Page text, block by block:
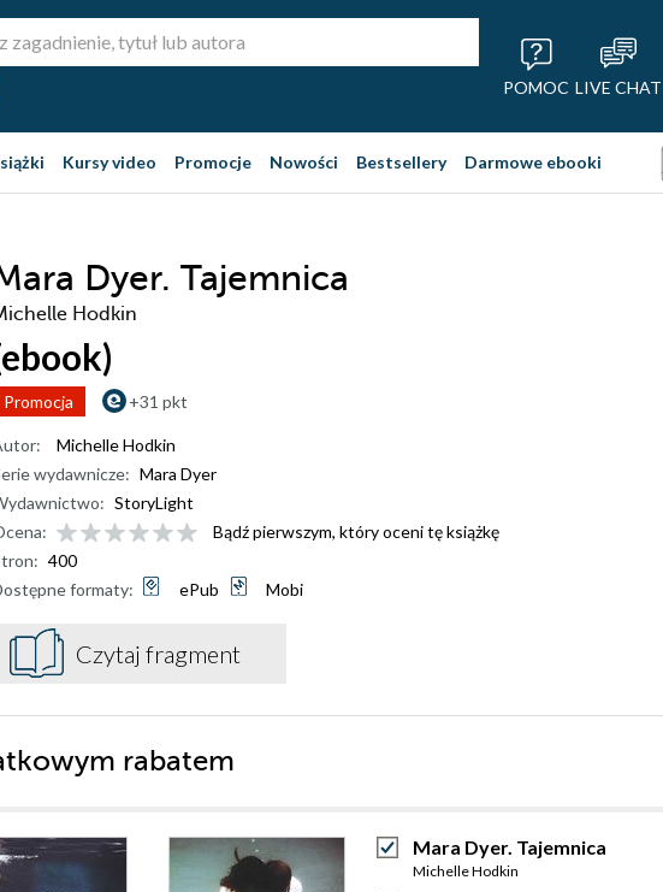
POMOC LIVE CHAT
Kursy video Promocje Nowości Bestsellery Darmowe ebooki
Dyer. Tajemnica
Hodkin
Promocja +31 pkt
Michelle Hodkin
wydawnicze: Mara Dyer
StoryLight
Bądź pierwszym, który oceni tę książkę
400
formaty:
ePub Mobi
Czytaj fragment
rabatem
Mara Dyer. Tajemnica
Michelle Hodkin